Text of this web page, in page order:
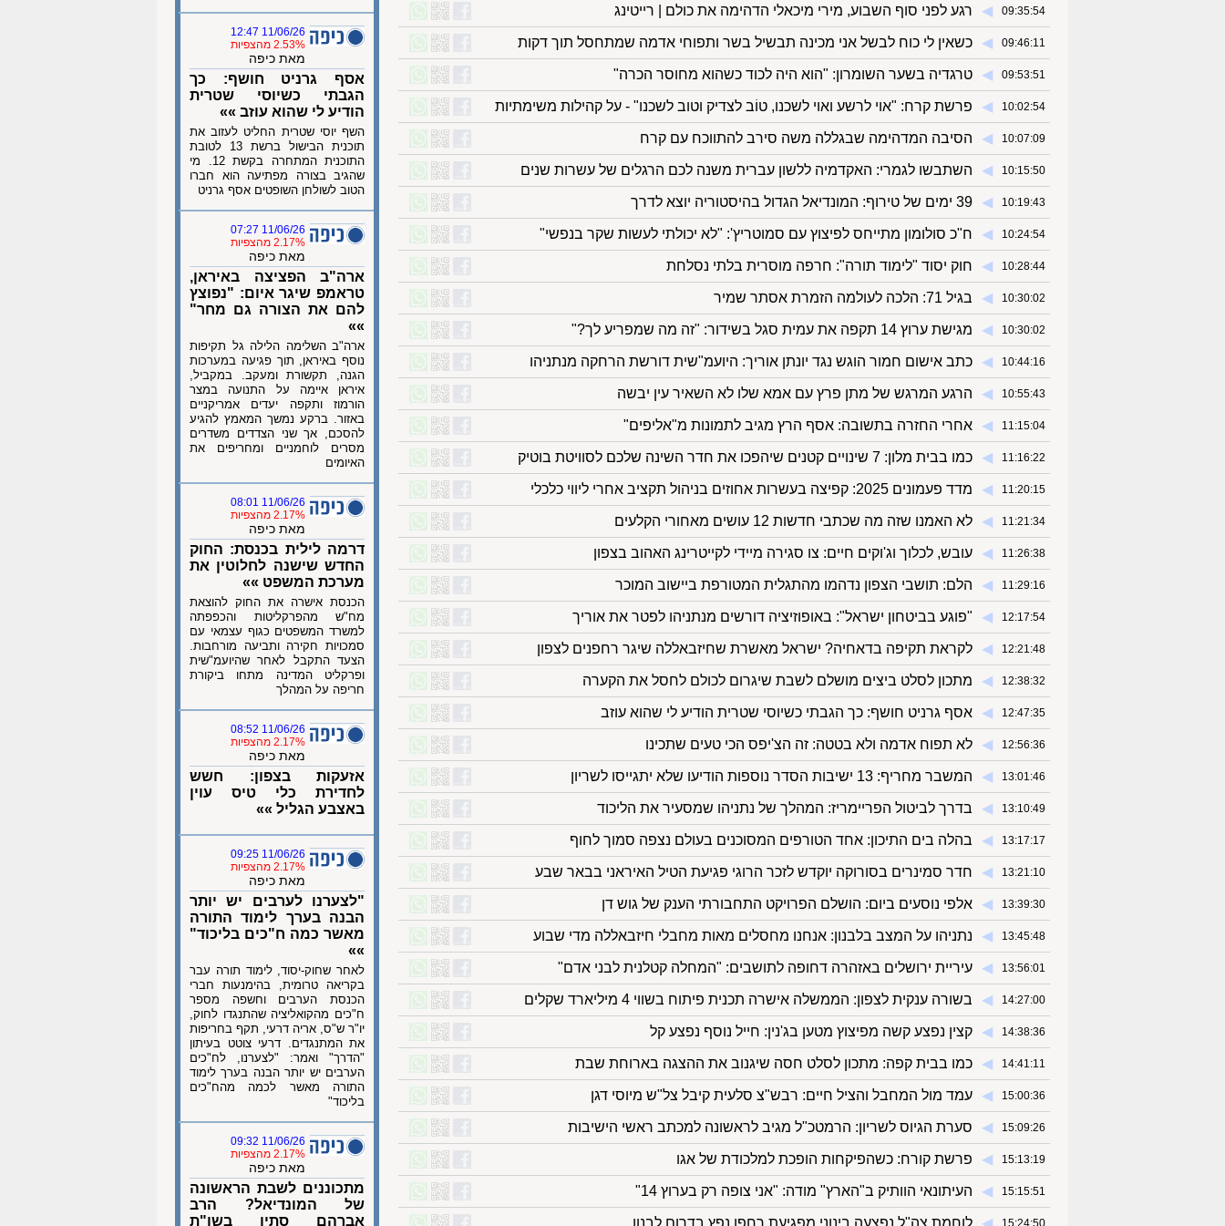
09:35:54
◀︎ רגע לפני סוף השבוע, מירי מיכאלי הדהימה את כולם | רייטינג
09:46:11
◀︎ כשאין לי כוח לבשל אני מכינה תבשיל בשר ותפוחי אדמה שמתחסל תוך דקות
09:53:51
◀︎ טרגדיה בשער השומרון: "הוא היה לכוד כשהוא מחוסר הכרה"
10:02:54
◀︎ פרשת קרח: "אוי לרשע ואוי לשכנו, טוֹב לצדיק וטוב לשכנו" - על קהילות משימתיות
10:07:09
◀︎ הסיבה המדהימה שבגללה משה סירב להתווכח עם קרח
10:15:50
◀︎ השתבשו לגמרי: האקדמיה ללשון עברית משנה לכם הרגלים של עשרות שנים
10:19:43
◀︎ 39 ימים של טירוף: המונדיאל הגדול בהיסטוריה יוצא לדרך
10:24:54
◀︎ ח"כ סולומון מתייחס לפיצוץ עם סמוטריץ': "לא יכולתי לעשות שקר בנפשי"
10:28:44
◀︎ חוק יסוד "לימוד תורה": חרפה מוסרית בלתי נסלחת
10:30:02
◀︎ בגיל 71: הלכה לעולמה הזמרת אסתר שמיר
10:30:02
◀︎ מגישת ערוץ 14 תקפה את עמית סגל בשידור: "זה מה שמפריע לך?"
10:44:16
◀︎ כתב אישום חמור הוגש נגד יונתן אוריך: היועמ"שית דורשת הרחקה מנתניהו
10:55:43
◀︎ הרגע המרגש של מתן פרץ עם אמא שלו לא השאיר עין יבשה
11:15:04
◀︎ אחרי החזרה בתשובה: אסף הרץ מגיב לתמונות מ"אליפים"
11:16:22
◀︎ כמו בבית מלון: 7 שינויים קטנים שיהפכו את חדר השינה שלכם לסוויטת בוטיק
11:20:15
◀︎ מדד פעמונים 2025: קפיצה בעשרות אחוזים בניהול תקציב אחרי ליווי כלכלי
11:21:34
◀︎ לא האמנו שזה מה שכתבי חדשות 12 עושים מאחורי הקלעים
11:26:38
◀︎ עובש, לכלוך וג'וקים חיים: צו סגירה מיידי לקייטרינג האהוב בצפון
11:29:16
◀︎ הלם: תושבי הצפון נדהמו מהתגלית המטורפת ביישוב המוכר
12:17:54
◀︎ "פוגע בביטחון ישראל": באופוזיציה דורשים מנתניהו לפטר את אוריך
12:21:48
◀︎ לקראת תקיפה בדאחיה? ישראל מאשרת שחיזבאללה שיגר רחפנים לצפון
12:38:32
◀︎ מתכון לסלט ביצים מושלם לשבת שיגרום לכולם לחסל את הקערה
12:47:35
◀︎ אסף גרניט חושף: כך הגבתי כשיוסי שטרית הודיע לי שהוא עוזב
12:56:36
◀︎ לא תפוח אדמה ולא בטטה: זה הצ'יפס הכי טעים שתכינו
13:01:46
◀︎ המשבר מחריף: 13 ישיבות הסדר נוספות הודיעו שלא יתגייסו לשריון
13:10:49
◀︎ בדרך לביטול הפריימריז: המהלך של נתניהו שמסעיר את הליכוד
13:17:17
◀︎ בהלה בים התיכון: אחד הטורפים המסוכנים בעולם נצפה סמוך לחוף
13:21:10
◀︎ חדר סמינרים בסורוקה יוקדש לזכר הרוגי פגיעת הטיל האיראני בבאר שבע
13:39:30
◀︎ אלפי נוסעים ביום: הושלם הפרויקט התחבורתי הענק של גוש דן
13:45:48
◀︎ נתניהו על המצב בלבנון: אנחנו מחסלים מאות מחבלי חיזבאללה מדי שבוע
13:56:01
◀︎ עיריית ירושלים באזהרה דחופה לתושבים: "המחלה קטלנית לבני אדם"
14:27:00
◀︎ בשורה ענקית לצפון: הממשלה אישרה תכנית פיתוח בשווי 4 מיליארד שקלים
14:38:36
◀︎ קצין נפצע קשה מפיצוץ מטען בג'נין: חייל נוסף נפצע קל
14:41:11
◀︎ כמו בבית קפה: מתכון לסלט חסה שיגנוב את ההצגה בארוחת שבת
15:00:36
◀︎ עמד מול המחבל והציל חיים: רבש"צ סלעית קיבל צל"ש מיוסי דגן
15:09:26
◀︎ סערת הגיוס לשריון: הרמטכ"ל מגיב לראשונה למכתב ראשי הישיבות
15:13:19
◀︎ פרשת קורח: כשהפיקחות הופכת למלכודת של אגו
15:15:51
◀︎ העיתונאי הוותיק ב"הארץ" מודה: "אני צופה רק בערוץ 14"
15:24:50
◀︎ לוחמת צה"ל נפצעה בינוני מפגיעת רחפן נפץ בדרום לבנון
11/06/26 12:47
2.53% מהצפיות
מאת כיפה
אסף גרניט חושף: כך
הגבתי כשיוסי שטרית
הודיע לי שהוא עוזב »»
השף יוסי שטרית החליט לעזוב את
תוכנית הבישול ברשת 13 לטובת
התוכנית המתחרה בקשת 12. מי
שהגיב בצורה מפתיעה הוא חברו
הטוב לשולחן השופטים אסף גרניט
11/06/26 07:27
2.17% מהצפיות
מאת כיפה
ארה"ב הפציצה באיראן,
טראמפ שיגר איום: "נפוצץ
להם את הצורה גם מחר"
»»
ארה"ב השלימה הלילה גל תקיפות
נוסף באיראן, תוך פגיעה במערכות
הגנה, תקשורת ומעקב. במקביל,
איראן איימה על התנועה במצר
הורמוז ותקפה יעדים אמריקניים
באזור. ברקע נמשך המאמץ להגיע
להסכם, אך שני הצדדים משדרים
מסרים לוחמניים ומחריפים את
האיומים
11/06/26 08:01
2.17% מהצפיות
מאת כיפה
דרמה לילית בכנסת: החוק
החדש שישנה לחלוטין את
מערכת המשפט »»
הכנסת אישרה את החוק להוצאת
מח"ש מהפרקליטות והכפפתה
למשרד המשפטים כגוף עצמאי עם
סמכויות חקירה ותביעה מורחבות.
הצעד התקבל לאחר שהיועמ"שית
ופרקליט המדינה מתחו ביקורת
חריפה על המהלך
11/06/26 08:52
2.17% מהצפיות
מאת כיפה
אזעקות בצפון: חשש
לחדירת כלי טיס עוין
באצבע הגליל »»
11/06/26 09:25
2.17% מהצפיות
מאת כיפה
"לצערנו לערבים יש יותר
הבנה בערך לימוד התורה
מאשר כמה ח"כים בליכוד"
»»
לאחר שחוק-יסוד, לימוד תורה עבר
בקריאה טרומית, בהימנעות חברי
הכנסת הערבים וחשפה מספר
ח"כים מהקואליציה שהתנגדו לחוק,
יו"ר ש"ס, אריה דרעי, תקף בחריפות
את המתנגדים. דרעי צוטט בעיתון
"הדרך" ואמר: "לצערנו, לח"כים
הערבים יש יותר הבנה בערך לימוד
התורה מאשר לכמה מהח"כים
בליכוד"
11/06/26 09:32
2.17% מהצפיות
מאת כיפה
מתכוננים לשבת הראשונה
של המונדיאל? הרב
אברהם סתיו בשו"ת